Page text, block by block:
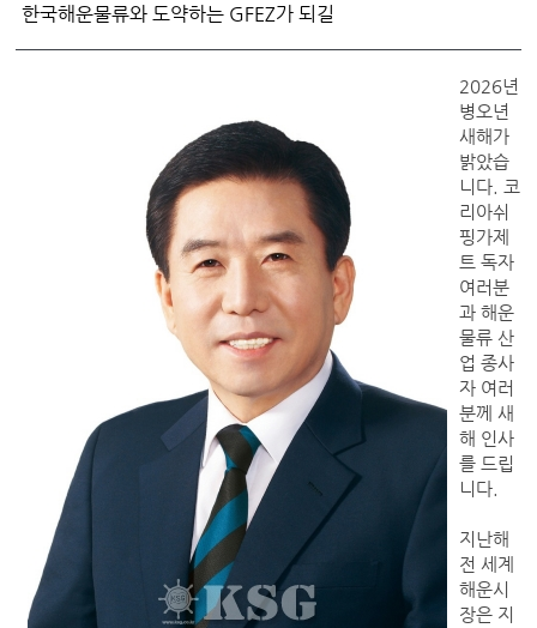
한국해운물류와 도약하는 GFEZ가 되길
2026년
병오년
새해가
밝았습
니다. 코
리아쉬
핑가제
트 독자
여러분
과 해운
물류 산
업 종사
자 여러
분께 새
해 인사
를 드립
니다.
지난해
전 세계
해운시
장은 지